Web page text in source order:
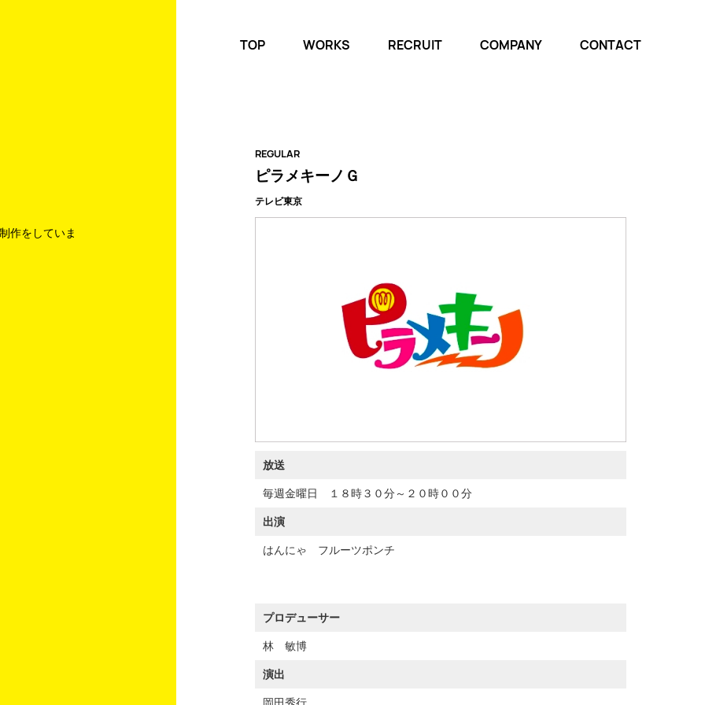
TOP WORKS RECRUIT COMPANY CONTACT
作をしていま
REGULAR
ピラメキーノＧ
テレビ東京
放送
毎週金曜日 １８時３０分～２０時００分
出演
はんにゃ フルーツポンチ
プロデューサー
林 敏博
演出
岡田秀行